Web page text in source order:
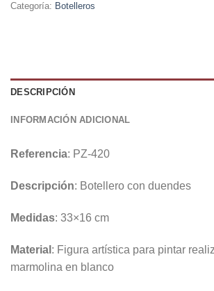
Categoría: Botelleros
DESCRIPCIÓN
INFORMACIÓN ADICIONAL
Referencia: PZ-420
Descripción: Botellero con duendes
Medidas: 33×16 cm
Material : Figura artística para pintar
marmolina en blanco